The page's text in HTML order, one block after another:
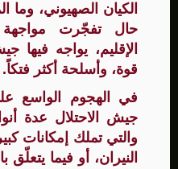
الكيان الصهيوني،
حال تفجّرت
الإقليم، يواجه فيها
قوة، وأسلحة أكثر فتكاً.
في الهجوم الواسع
جيش الاحتلال عدة
والتي تملك إمكانات
النيران، أو فيما